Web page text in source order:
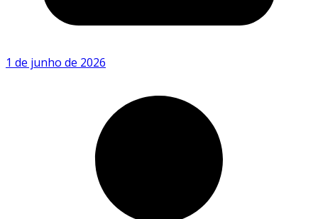
1 de junho de 2026